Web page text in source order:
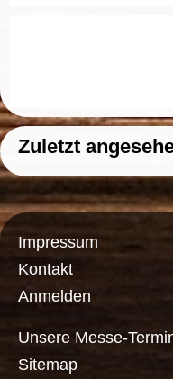
Zuletzt
Impressum
Kontakt
Anmelden
Unsere Messe-
Sitemap